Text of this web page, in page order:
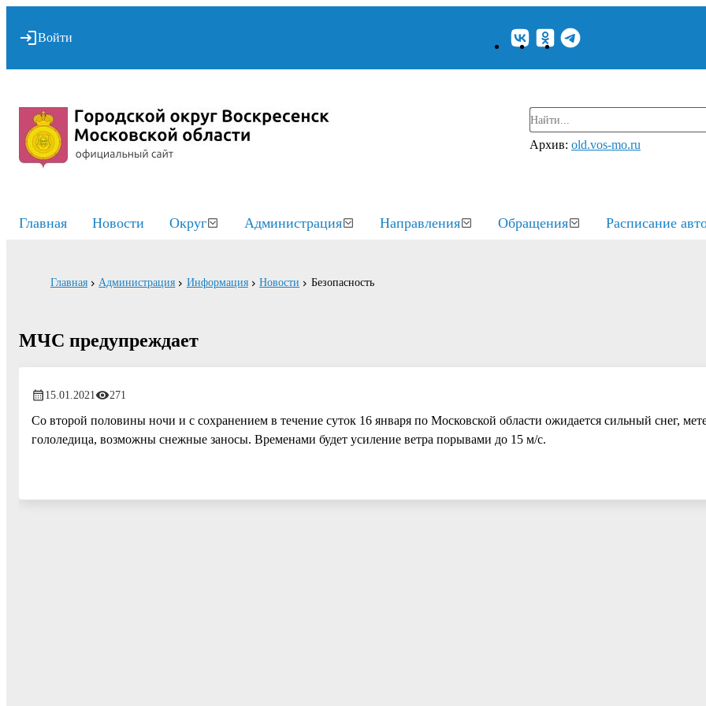
Войти
Архив: old.vos-mo.ru
Главная Новости Округ Администрация Направления Обращения Расписание
Главная Администрация Информация Новости Безопасность
МЧС предупреждает
15.01.2021 271
Со второй половины ночи и с сохранением в течение суток 16 января по Московской области ожидается сильный снег,
гололедица, возможны снежные заносы. Временами будет усиление ветра порывами до 15 м/с.